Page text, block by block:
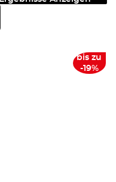
bis zu
-19%